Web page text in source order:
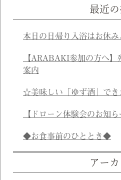
最近
本日の日帰り入浴はお休み
【ARABAKI参加の方へ
案内
☆美味しい「ゆず酒」で
【ドローン体験会のお知ら
◆お食事前のひととき◆
アー